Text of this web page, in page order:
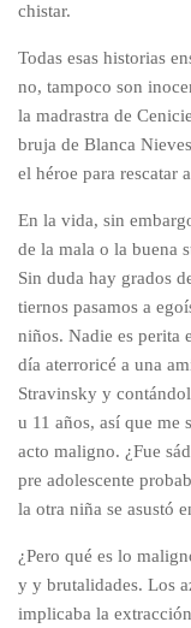
chistar.
Todas esas historias
no, tampoco son
la madrastra de
bruja de Blanca
el héroe para rescatar
En la vida, sin
de la mala o la buena
Sin duda hay grados
tiernos pasamos a
niños. Nadie es perita
día aterroricé a una
Stravinsky y
u 11 años, así que me
acto maligno. ¿Fue
pre adolescente
la otra niña se asustó
¿Pero qué es lo
y y brutalidades. Los
implicaba la